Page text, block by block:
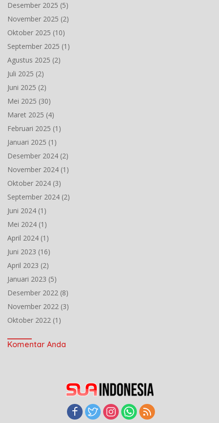
Desember 2025 (5)
November 2025 (2)
Oktober 2025 (10)
September 2025 (1)
Agustus 2025 (2)
Juli 2025 (2)
Juni 2025 (2)
Mei 2025 (30)
Maret 2025 (4)
Februari 2025 (1)
Januari 2025 (1)
Desember 2024 (2)
November 2024 (1)
Oktober 2024 (3)
September 2024 (2)
Juni 2024 (1)
Mei 2024 (1)
April 2024 (1)
Juni 2023 (16)
April 2023 (2)
Januari 2023 (5)
Desember 2022 (8)
November 2022 (3)
Oktober 2022 (1)
Komentar Anda